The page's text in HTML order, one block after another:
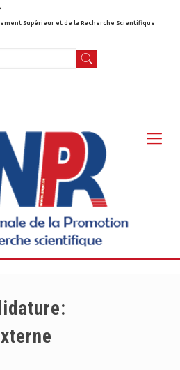
Supérieur et de la Recherche Scientifique